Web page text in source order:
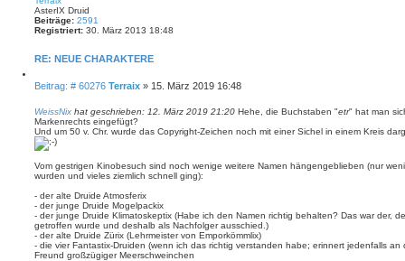
c
h
o
b
n
AsterIX Druid
Beiträge: 2591
Registriert: 30. März 2013 18:48
RE: NEUE CHARAKTERE
e
r
e
n
Beitrag: # 60276B
i
t
r
Terraix » 15. März 2019 16:48
WeissNix hat geschrieben: 12. März 2019 21:20 Hehe, die Buchstaben "etr" hat man
Markenrechts eingefügt?
Und um 50 v. Chr. wurde das Copyright-Zeichen noch mit einer Sichel in einem Kreis
Vom gestrigen Kinobesuch sind noch wenige weitere Namen hängengeblieben (nur
wurden und vieles ziemlich schnell ging):
- der alte Druide Atmosferix
- der junge Druide Mogelpackix
- der junge Druide Klimatoskeptix (Habe ich den Namen richtig behalten? Das war der,
getroffen wurde und deshalb als Nachfolger ausschied.)
- der alte Druide Zürix (Lehrmeister von Emporkömmlix)
- die vier Fantastix-Druiden (wenn ich das richtig verstanden habe; erinnert jedenfalls
Freund großzügiger Meerschweinchen